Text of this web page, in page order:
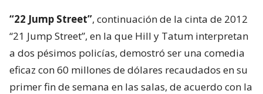
“22 Jump Street”, continuación de la cinta de 2012
“21 Jump Street”, en la que Hill y Tatum interpretan
a dos pésimos policías, demostró ser una comedia
eficaz con 60 millones de dólares recaudados en su
primer fin de semana en las salas, de acuerdo con la